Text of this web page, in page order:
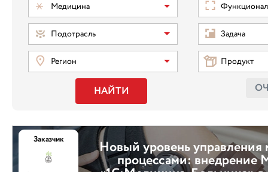
Медицина
Регион
НАЙТИ
Подотрасль
Продукт
Задача
Новый уровень
процессами: внедрение
Заказчик